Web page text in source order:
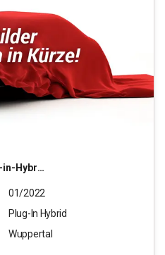
Titanium X
01/2022
Plug-In Hybrid
Wuppertal